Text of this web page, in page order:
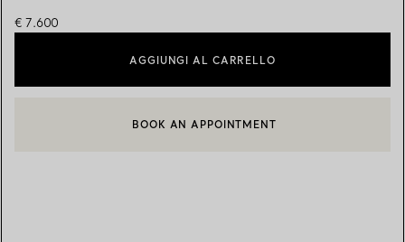
€ 7.600
AGGIUNGI AL CARRELLO
CONTATTA UN CONSULENTE CLIENTI O PRENOTA UN
BOOK AN APPOINTMENT